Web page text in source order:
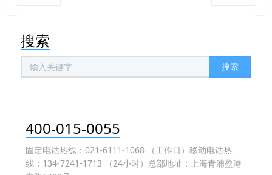
搜索
搜索
400-015-0055
固定电话热线：021-6111-1068 （工作日）移动电话热
线：134-7241-1713 （24小时）总部地址：上海青浦盈港